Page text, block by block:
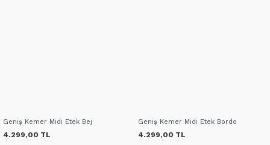
Geniş Kemer Midi Etek Bej
4.299,00 TL
Geniş Kemer Midi Etek Bordo
4.299,00 TL